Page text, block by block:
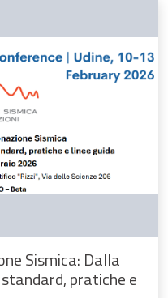
Sismica: Dalla
pratiche e